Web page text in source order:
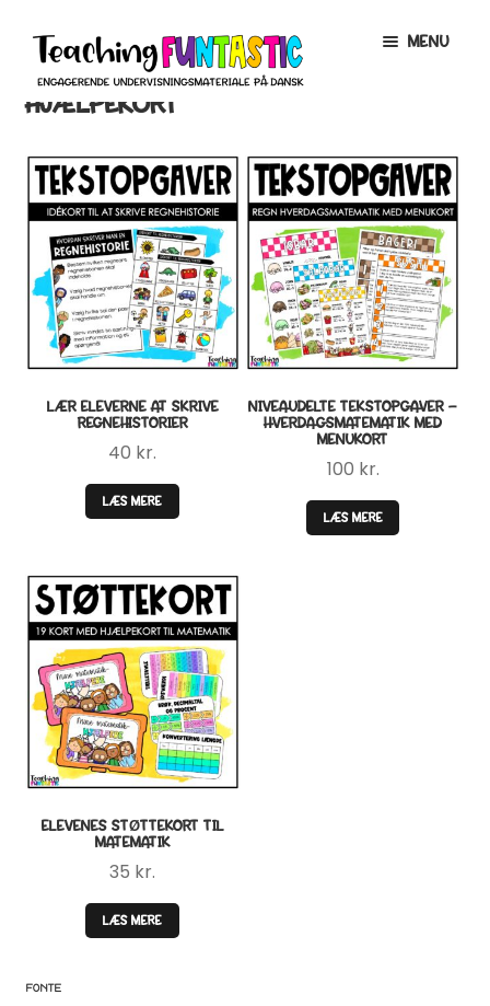
Spring
navigation
Spring
indhold
MENU
CHILD
MENU
MIN KONTO
GRATISMATERIALE
EXPAND
CHILD
MENU
BUTIK
LICENSER
EXPAND
CHILD
MENU
FONTE
HJÆLPEKORT
FONTE
LÆR ELEVERNE AT SKRIVE
REGNEHISTORIER
40 kr.
LÆS MERE
NIVEAUDELTE TEKSTOPGAVER –
HVERDAGSMATEMATIK MED
MENUKORT
100 kr.
LÆS MERE
ELEVENES STØTTEKORT TIL
MATEMATIK
35 kr.
LÆS MERE